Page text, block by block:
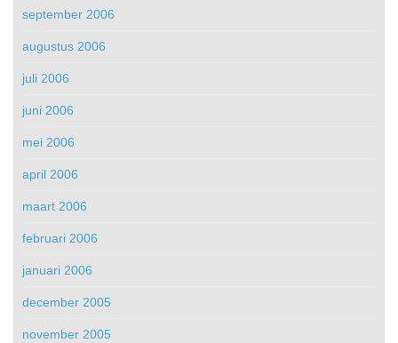
september 2006
augustus 2006
juli 2006
juni 2006
mei 2006
april 2006
maart 2006
februari 2006
januari 2006
december 2005
november 2005